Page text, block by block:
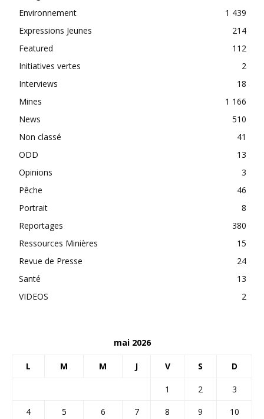
Environnement
1 439
Expressions Jeunes
214
Featured
112
Initiatives vertes
2
Interviews
18
Mines
1 166
News
510
Non classé
41
ODD
13
Opinions
3
Pêche
46
Portrait
8
Reportages
380
Ressources Minières
15
Revue de Presse
24
Santé
13
VIDEOS
2
mai 2026
L M M J V S D
1 2
3
4
5 6 7 8 9 10